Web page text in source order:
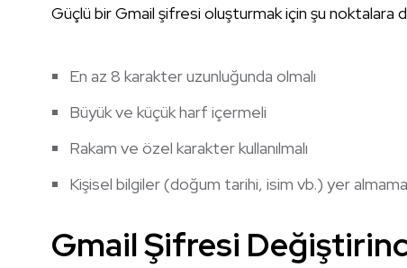
Güçlü bir Gmail şifresi oluşturmak için şu noktalara
En az 8 karakter uzunluğunda olmalı
Büyük ve küçük harf içermeli
Rakam ve özel karakter kullanılmalı
Kişisel bilgiler (doğum tarihi, isim vb.) yer
Gmail Şifresi